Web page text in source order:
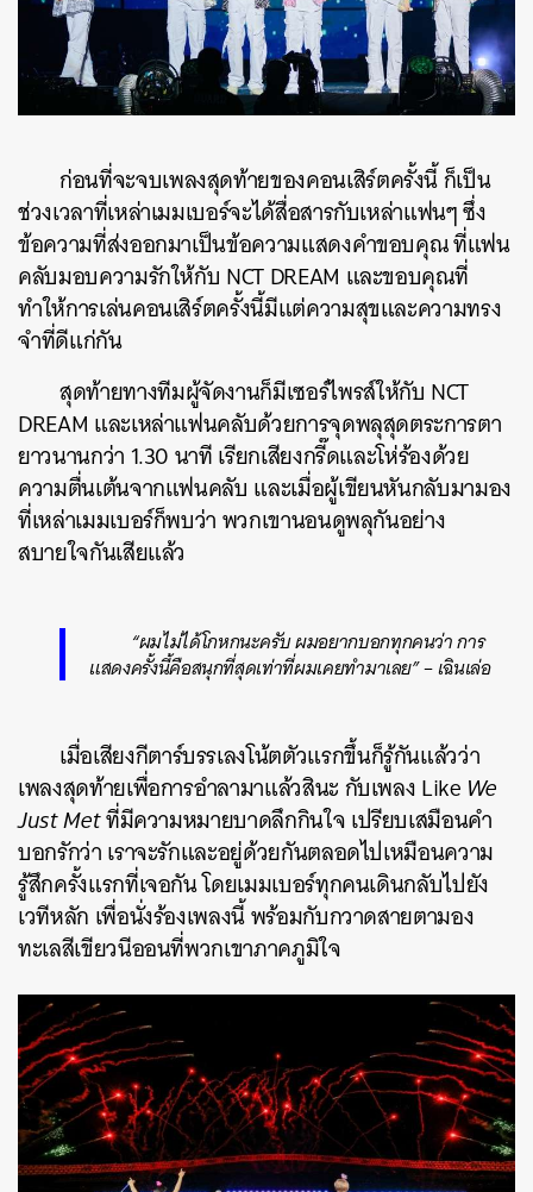
ก่อนที่จะจบเพลงสุดท้ายของคอนเสิร์ตครั้งนี้ ก็เป็น
ช่วงเวลาที่เหล่าเมมเบอร์จะได้สื่อสารกับเหล่าแฟนๆ ซึ่ง
ข้อความที่ส่งออกมาเป็นข้อความแสดงคำขอบคุณ ที่แฟน
คลับมอบความรักให้กับ NCT DREAM และขอบคุณที่
ทำให้การเล่นคอนเสิร์ตครั้งนี้มีแต่ความสุขและความทรง
จำที่ดีแก่กัน
สุดท้ายทางทีมผู้จัดงานก็มีเซอร์ไพรส์ให้กับ NCT
DREAM และเหล่าแฟนคลับด้วยการจุดพลุสุดตระการตา
ยาวนานกว่า 1.30 นาที เรียกเสียงกรี๊ดและโห่ร้องด้วย
ความตื่นเต้นจากแฟนคลับ และเมื่อผู้เขียนหันกลับมามอง
ที่เหล่าเมมเบอร์ก็พบว่า พวกเขานอนดูพลุกันอย่าง
สบายใจกันเสียแล้ว
“ผมไม่ได้โกหกนะครับ ผมอยากบอกทุกคนว่า การ
แสดงครั้งนี้คือสนุกที่สุดเท่าที่ผมเคยทำมาเลย” – เฉินเล่อ
เมื่อเสียงกีตาร์บรรเลงโน้ตตัวแรกขึ้นก็รู้กันแล้วว่า
เพลงสุดท้ายเพื่อการอำลามาแล้วสินะ กับเพลง Like We
Just Metที่มีความหมายบาดลึกกินใจ เปรียบเสมือนคำ
บอกรักว่า เราจะรักและอยู่ด้วยกันตลอดไปเหมือนความ
รู้สึกครั้งแรกที่เจอกัน โดยเมมเบอร์ทุกคนเดินกลับไปยัง
เวทีหลัก เพื่อนั่งร้องเพลงนี้ พร้อมกับกวาดสายตามอง
ทะเลสีเขียวนีออนที่พวกเขาภาคภูมิใจ
SHARE TWEET LINE EMAIL